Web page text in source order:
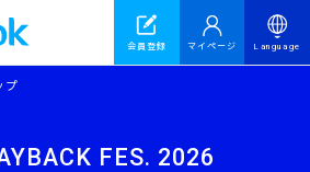
会員登録 マイページ Language
プ
FES. 2026